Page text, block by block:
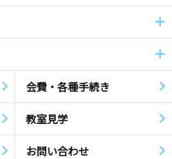
会費・各種手続き
教室見学
お問い合わせ